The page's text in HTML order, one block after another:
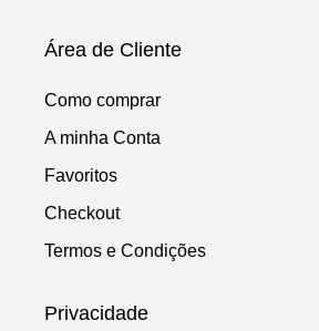
Área de Cliente
Como comprar
A minha Conta
Favoritos
Checkout
Termos e Condições
Privacidade